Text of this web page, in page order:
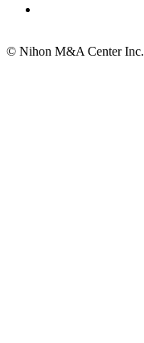
© Nihon M&A Center Inc.